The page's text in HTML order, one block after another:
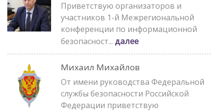
Приветствую организаторов и
участников 1-й Межрегиональной
конференции по информационной
безопасност... далее
Михаил Михайлов
От имени руководства Федеральной
службы безопасности Российской
Федерации приветствую